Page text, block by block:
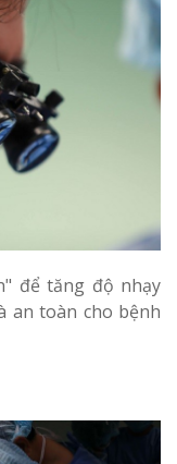
để tăng độ nhạy
an toàn cho bệnh